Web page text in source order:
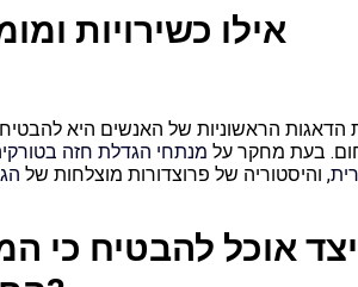
אילו כשירויות
הדאגות הראשוניות של האנשים היא
בעת מחקר על מנתחי הגדלת חזה
, והיסטוריה של פרוצדורות מוצלחות של
אוכל להבטיח כי